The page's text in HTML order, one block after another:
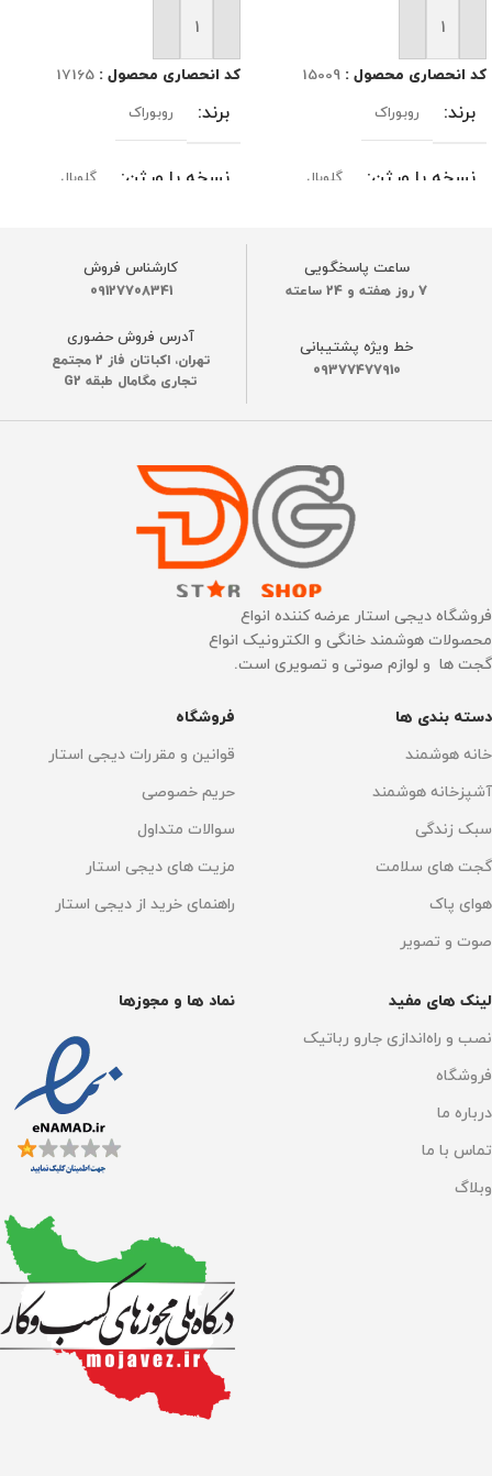
افزودن به سبد خرید
کد انحصاری محصول : 15009
برند روبوراک
نسخه یا ورژن گلوبال
Roborock S8/S8+/S8 Pro
Ultra/Q8 Max/Q8 Max+/Q5
Pro/Q5 Pro+ Series
ابعاد
۱۹.۶ x ۳.۵ x ۳.۵ سانتی‌متر
وزن خالص
افزودن به سبد خرید
کد انحصاری محصول : 17165
برند روبوراک
نسخه یا ورژن گلوبال
S8 MaxV Ultra، S8 Max Ultra،
نوع برس
رنگ قرمز
نوع گارانتی
ضمانت اصالت فیزیک کالا
ساعت پاسخگویی
7 روز هفته و 24 ساعته
کارشناس فروش
09127708341
خط ویژه پشتیبانی
09377477910
آدرس فروش حضوری
تهران، اکباتان فاز 2 مجتمع
تجاری مگامال طبقه G2
فروشگاه دیجی استار عرضه کننده انواع
محصولات هوشمند خانگی و الکترونیک انواع
گجت ها و لوازم صوتی و تصویری است.
دسته بندی ها
خانه هوشمند
آشپزخانه هوشمند
سبک زندگی
گجت های سلامت
هوای پاک
صوت و تصویر
فروشگاه
قوانین و مقررات دیجی استار
حریم خصوصی
سوالات متداول
مزیت های دیجی استار
راهنمای خرید از دیجی استار
لینک های مفید
نصب و راه‌اندازی جارو رباتیک
فروشگاه
درباره ما
تماس با ما
وبلاگ
نماد ها و مجوزها